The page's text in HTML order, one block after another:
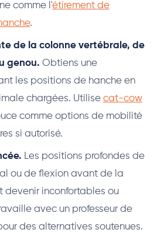
comme l'étirement de
.
de la colonne vertébrale, de
genou. Obtiens une
les positions de hanche en
chargées. Utilise cat-cow
comme options de mobilité
si autorisé.
Les positions profondes de
ou de flexion avant de la
devenir inconfortables ou
avec un professeur de
des alternatives soutenues.